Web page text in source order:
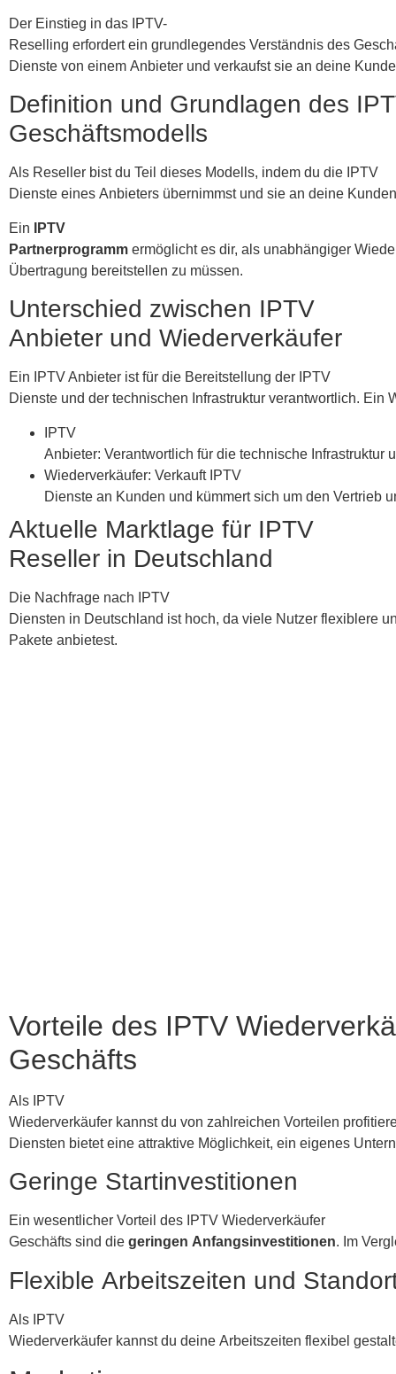
Der Einstieg in das IPTV-
Reselling erfordert ein grundlegendes Verständnis des
Dienste von einem Anbieter und verkaufst sie an deine
Definition und Grundlagen des
Geschäftsmodells
Als Reseller bist du Teil dieses Modells, indem du die IPTV
Dienste eines Anbieters übernimmst und sie an deine
Ein
IPTV
Partnerprogramm ermöglicht es dir, als unabhängiger
Übertragung bereitstellen zu müssen.
Unterschied zwischen IPTV
Anbieter und Wiederverkäufer
Ein IPTV Anbieter ist für die Bereitstellung der IPTV
Dienste und der technischen Infrastruktur verantwortlich.
IPTV
Anbieter: Verantwortlich für die technische Infrastruktur
Wiederverkäufer: Verkauft IPTV
Dienste an Kunden und kümmert sich um den Vertrieb
Aktuelle Marktlage für IPTV
Reseller in Deutschland
Die Nachfrage nach IPTV
Diensten in Deutschland ist hoch, da viele Nutzer flexiblere
Pakete anbietest.
Vorteile des IPTV
Geschäfts
Als IPTV
Wiederverkäufer kannst du von zahlreichen Vorteilen
Diensten bietet eine attraktive Möglichkeit, ein eigenes
Geringe Startinvestitionen
Ein wesentlicher Vorteil des IPTV Wiederverkäufer
Geschäfts sind die geringen Anfangsinvestitionen. Im
Flexible Arbeitszeiten und
Als IPTV
Wiederverkäufer kannst du deine Arbeitszeiten flexibel